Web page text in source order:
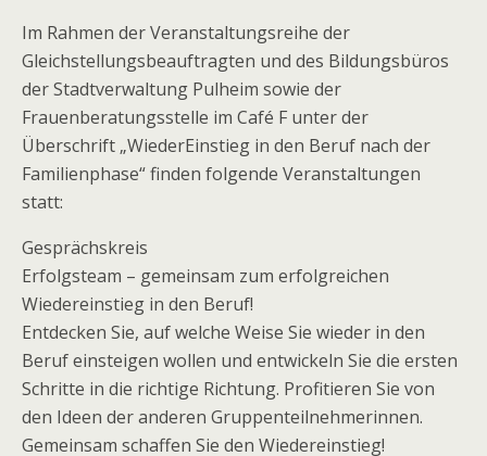
Im Rahmen der Veranstaltungsreihe der
Gleichstellungsbeauftragten und des Bildungsbüros
der Stadtverwaltung Pulheim sowie der
Frauenberatungsstelle im Café F unter der
Überschrift „WiederEinstieg in den Beruf nach der
Familienphase“ finden folgende Veranstaltungen
statt:
Gesprächskreis
Erfolgsteam – gemeinsam zum erfolgreichen
Wiedereinstieg in den Beruf!
Entdecken Sie, auf welche Weise Sie wieder in den
Beruf einsteigen wollen und entwickeln Sie die ersten
Schritte in die richtige Richtung. Profitieren Sie von
den Ideen der anderen Gruppenteilnehmerinnen.
Gemeinsam schaffen Sie den Wiedereinstieg!